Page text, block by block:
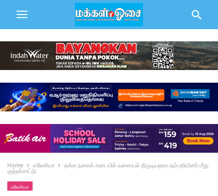
Home மலேசியா
தங்க நகைக் கடையில் வளையல் திருடியதாக தம்பதியினர் மீது
குற்றச்சாட்டு
மலேசியா